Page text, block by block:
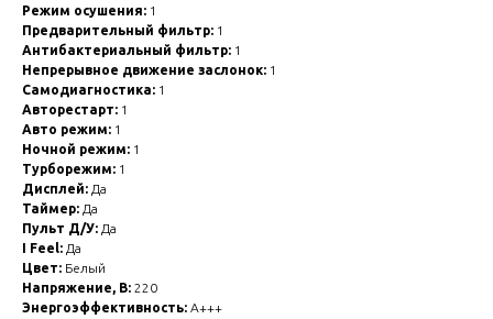
Режим осушения: 1
Предварительный фильтр: 1
Антибактериальный фильтр: 1
Непрерывное движение заслонок: 1
Самодиагностика: 1
Авторестарт: 1
Авто режим: 1
Ночной режим: 1
Турборежим: 1
Дисплей: Да
Таймер: Да
Пульт Д/У: Да
I Feel: Да
Цвет: Белый
Напряжение, В: 220
Энергоэффективность: A+++